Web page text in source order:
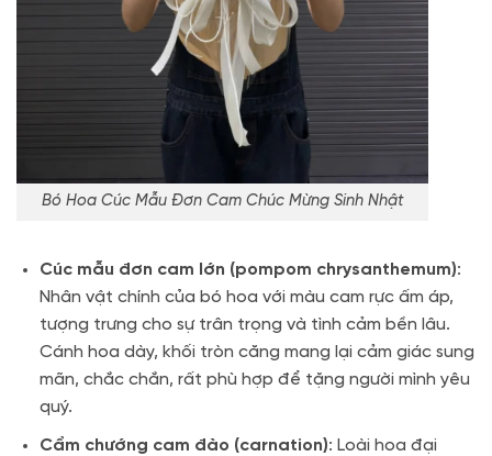
Bó Hoa Cúc Mẫu Đơn Cam Chúc Mừng Sinh Nhật
Cúc mẫu đơn cam lớn (pompom chrysanthemum):
Nhân vật chính của bó hoa với màu cam rực ấm áp,
tượng trưng cho sự trân trọng và tình cảm bền lâu.
Cánh hoa dày, khối tròn căng mang lại cảm giác sung
mãn, chắc chắn, rất phù hợp để tặng người mình yêu
quý.
Cẩm chướng cam đào (carnation): Loài hoa đại